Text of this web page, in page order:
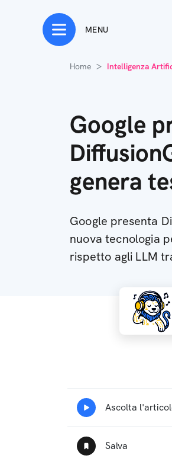
MENU
Home Intelligenza
Google
genera
Google presenta
nuova tecnologia
rispetto agli LLM